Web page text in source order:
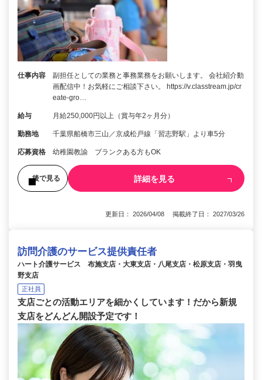
仕事内容
副担任としての業務と事務業務をお願いします。 会社紹介動
画配信中！お気軽にご相談下さい。 https://v.classtream.jp/cr
eate-gro…
給与 月給250,000円以上（賞与年2ヶ月分）
勤務地 千葉県船橋市三山／京成松戸線「習志野駅」より車5分
応募資格 幼稚園教諭 ブランクある方もOK
後で見る 詳細を見る
更新日： 2026/04/08 掲載終了日： 2027/03/26
訪問介護のサービス提供責任者
ハート介護サービス 布施支店・大東支店・八尾支店・松原支店・羽曳
野支店
正社員
支店ごとの活動エリアを細かくしています！だから新規
支店をどんどん開設予定です！